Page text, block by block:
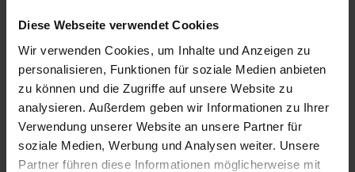
Diese Webseite verwendet Cookies
Wir verwenden Cookies, um Inhalte und Anzeigen zu
personalisieren, Funktionen für soziale Medien anbieten
zu können und die Zugriffe auf unsere Website zu
analysieren. Außerdem geben wir Informationen zu Ihrer
Verwendung unserer Website an unsere Partner für
soziale Medien, Werbung und Analysen weiter. Unsere
Partner führen diese Informationen möglicherweise mit
INFOGESPRÄCH
Weitere Beiträge